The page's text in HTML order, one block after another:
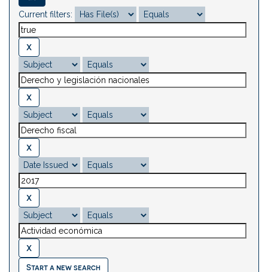
Current filters:
Start a new search